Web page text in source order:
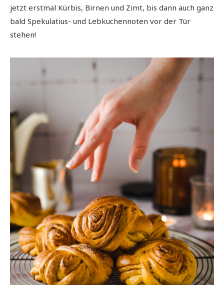
jetzt erstmal Kürbis, Birnen und Zimt, bis dann auch ganz
bald Spekulatius- und Lebkuchennoten vor der Tür
stehen!